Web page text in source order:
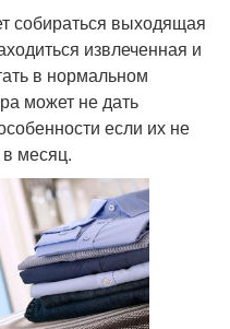
собираться выходящая
извлеченная и
в нормальном
может не дать
если их не
в месяц.